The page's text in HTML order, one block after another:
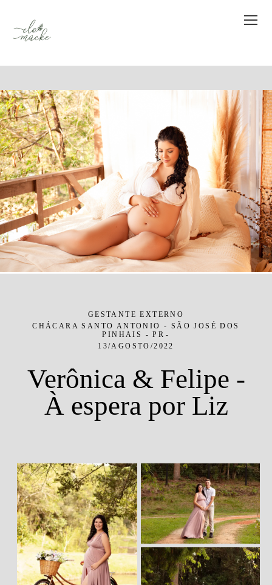
GESTANTE EXTERNO
CHÁCARA SANTO ANTONIO - SÃO JOSÉ DOS
PINHAIS - PR
13/AGOSTO/2022
Verônica & Felipe -
À espera por Liz